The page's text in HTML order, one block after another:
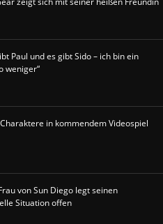
Paul und es gibt Sido – ich bin ein
weniger“
in kommendem Videospiel
von Sun Diego legt seinen
Situation offen